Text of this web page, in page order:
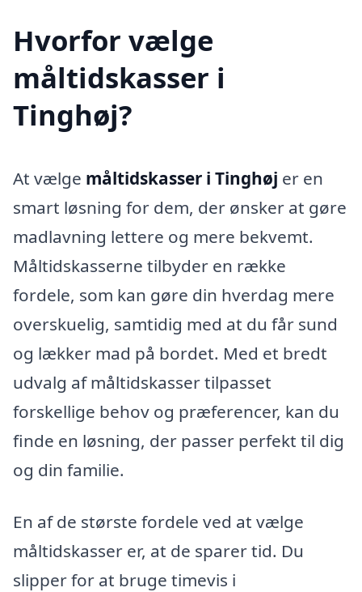
Hvorfor vælge
måltidskasser i
Tinghøj?
At vælge måltidskasser i Tinghøj er en
smart løsning for dem, der ønsker at gøre
madlavning lettere og mere bekvemt.
Måltidskasserne tilbyder en række
fordele, som kan gøre din hverdag mere
overskuelig, samtidig med at du får sund
og lækker mad på bordet. Med et bredt
udvalg af måltidskasser tilpasset
forskellige behov og præferencer, kan du
finde en løsning, der passer perfekt til dig
og din familie.
En af de største fordele ved at vælge
måltidskasser er, at de sparer tid. Du
slipper for at bruge timevis i